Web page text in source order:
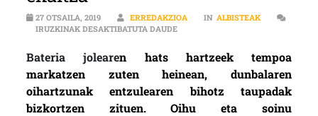
27 OTSAILA, 2019 ERREDAKZIOA IN ALBISTEAK
IRUZKINAK DESAKTIBATUTA DAUDEBAREAREKIN BATERA DATOR
Bateria jolearen hats hartzeek tempoa
markatzen zuten heinean, dunbalaren
oihartzunak entzulearen bihotz taupadak
bizkortzen zituen. Oihu eta soinu